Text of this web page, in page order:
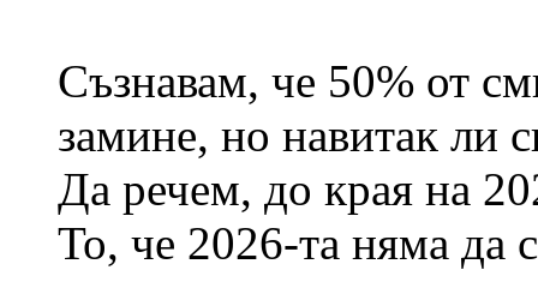
Съзнавам, че 50% от
замине, но навитак ли
Да речем, до края на
То, че 2026-та няма да